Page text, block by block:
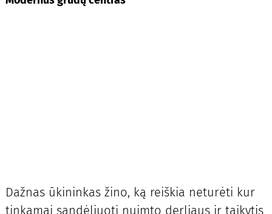
Dažnas ūkininkas žino, ką reiškia neturėti kur
tinkamai sandėliuoti nuimto derliaus ir taikytis